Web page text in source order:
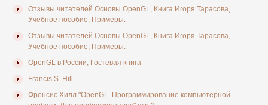
Отзывы читателей Основы OpenGL, Книга Игоря Тарасова,
Учебное пособие, Примеры.
Отзывы читателей Основы OpenGL, Книга Игоря Тарасова,
Учебное пособие, Примеры.
OpenGL в России, Гостевая книга
Francis S. Hill
Френсис Хилл "OpenGL. Программирование компьютерной